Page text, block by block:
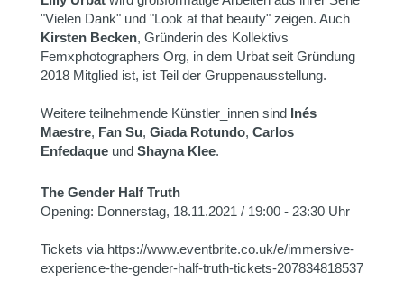
"Vielen Dank" und "Look at that beauty" zeigen. Auch
Kirsten Becken, Gründerin des Kollektivs
Femxphotographers Org, in dem Urbat seit Gründung
2018 Mitglied ist, ist Teil der Gruppenausstellung.
Weitere teilnehmende Künstler_innen sind Inés
Maestre, Fan Su, Giada Rotundo, Carlos
Enfedaque und Shayna Klee.
The Gender Half Truth
Opening: Donnerstag, 18.11.2021 / 19:00 - 23:30 Uhr
Tickets via https://www.eventbrite.co.uk/e/immersive-
experience-the-gender-half-truth-tickets-207834818537